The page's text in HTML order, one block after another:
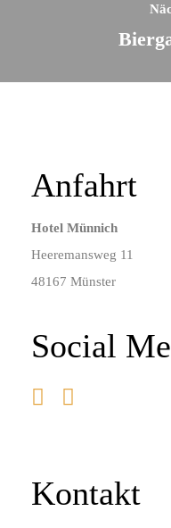
Anfahrt
Hotel Münnich
Heeremansweg 11
48167 Münster
Social
Kontakt